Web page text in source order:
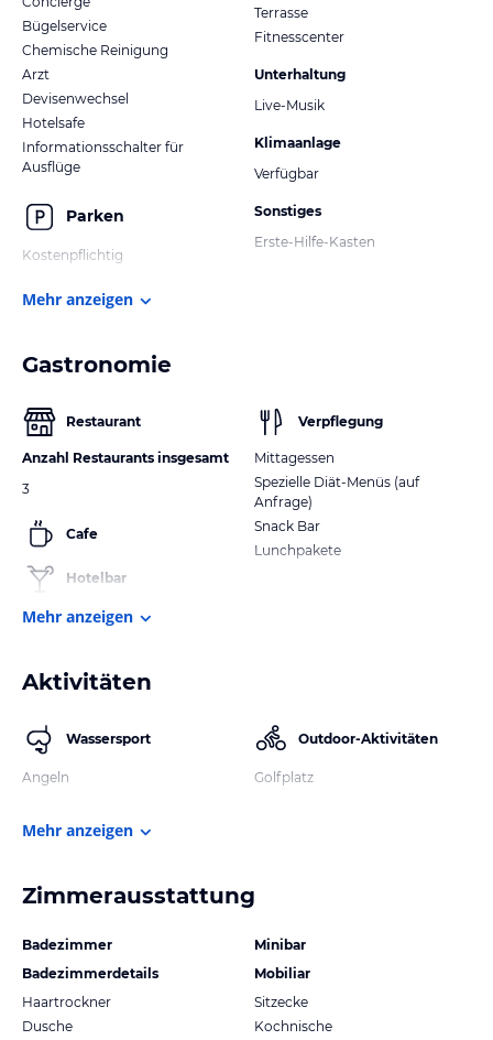
Bügelservice
Chemische Reinigung
Arzt
Devisenwechsel
Hotelsafe
Informationsschalter für
Ausflüge
Parken
Kostenpflichtig
Terrasse
Fitnesscenter
Unterhaltung
Live-Musik
Klimaanlage
Verfügbar
Sonstiges
Erste-Hilfe-Kasten
Mehr anzeigen
Gastronomie
Restaurant
Anzahl Restaurants insgesamt
3
Cafe
Hotelbar
Verpflegung
Mittagessen
Spezielle Diät-Menüs (auf
Anfrage)
Snack Bar
Lunchpakete
Mehr anzeigen
Aktivitäten
Wassersport
Angeln
Outdoor-Aktivitäten
Golfplatz
Mehr anzeigen
Zimmerausstattung
Badezimmer
Badezimmerdetails
Haartrockner
Dusche
Minibar
Mobiliar
Sitzecke
Kochnische